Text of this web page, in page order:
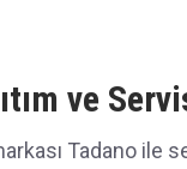
ve
Tadano ile